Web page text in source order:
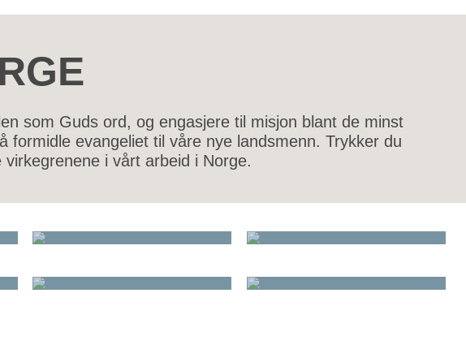
som Guds ord, og engasjere til misjon blant de minst
evangeliet til våre nye landsmenn. Trykker du
i vårt arbeid i Norge.